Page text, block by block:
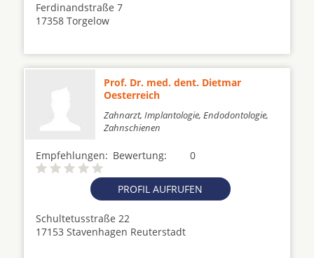
Ferdinandstraße 7
17358 Torgelow
Prof. Dr. med. dent. Dietmar
Oesterreich
Zahnarzt, Implantologie, Endodontologie,
Zahnschienen
Empfehlungen: 0
Bewertung:
PROFIL AUFRUFEN
Schultetusstraße 22
17153 Stavenhagen Reuterstadt